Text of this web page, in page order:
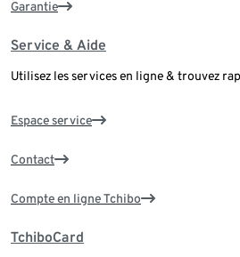
Garantie
Service & Aide
Utilisez les services en ligne & trouvez
Espace service
Contact
Compte en ligne Tchibo
TchiboCard